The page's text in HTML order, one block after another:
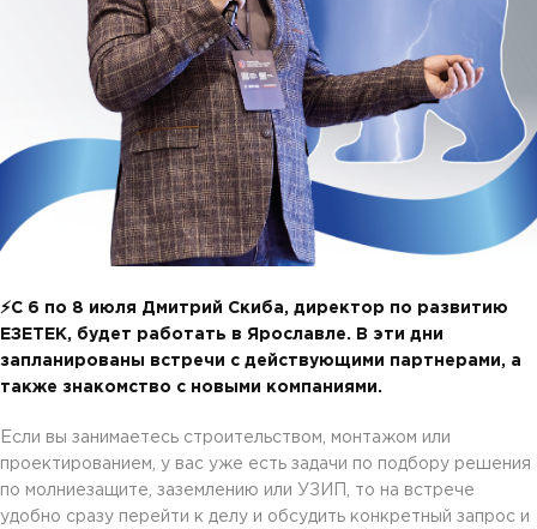
⚡С 6 по 8 июля Дмитрий Скиба, директор по развитию
ЕЗЕТЕК, будет работать в Ярославле. В эти дни
запланированы встречи с действующими партнерами, а
также знакомство с новыми компаниями.
Если вы занимаетесь строительством, монтажом или
проектированием, у вас уже есть задачи по подбору решения
по молниезащите, заземлению или УЗИП, то на встрече
удобно сразу перейти к делу и обсудить конкретный запрос и